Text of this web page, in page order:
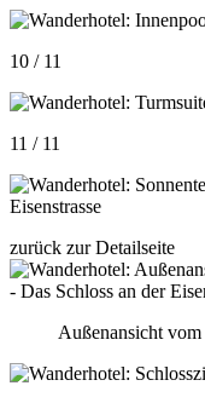
10 / 11
11 / 11
zurück zur Detailseite
Außenansicht vom